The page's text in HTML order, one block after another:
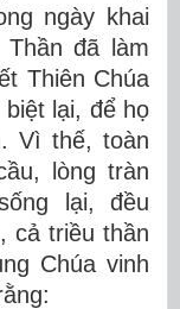
ngày khai
Thần đã làm
Thiên Chúa
lại, để họ
Vì thế, toàn
lòng tràn
lại, đều
cả triều thần
Chúa vinh